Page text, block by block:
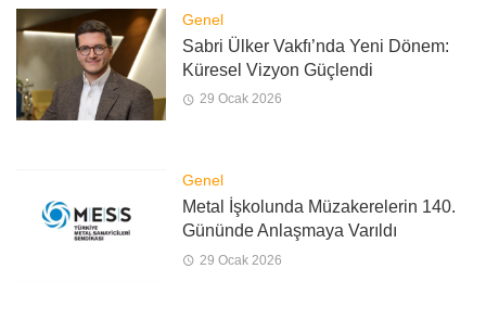
Genel
Sabri Ülker Vakfı’nda Yeni Dönem:
Küresel Vizyon Güçlendi
29 Ocak 2026
Genel
Metal İşkolunda Müzakerelerin 140.
Gününde Anlaşmaya Varıldı
29 Ocak 2026